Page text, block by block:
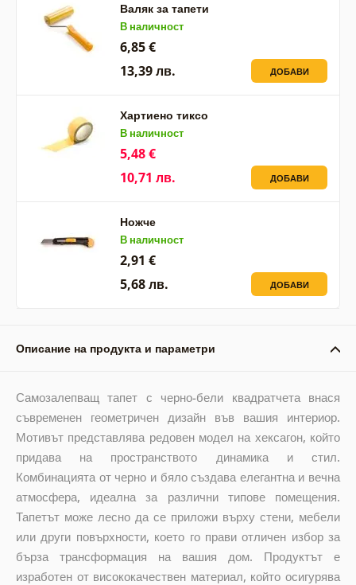
Валяк за тапети
В наличност
6,85 €
13,39 лв.
ДОБАВИ
Хартиено тиксо
В наличност
5,48 €
10,71 лв.
ДОБАВИ
Ножче
В наличност
2,91 €
5,68 лв.
ДОБАВИ
Описание на продукта и параметри
Самозалепващ тапет с черно-бели квадратчета внася
съвременен геометричен дизайн във вашия интериор.
Мотивът представлява редовен модел на хексагон, който
придава на пространството динамика и стил.
Комбинацията от черно и бяло създава елегантна и вечна
атмосфера, идеална за различни типове помещения.
Тапетът може лесно да се приложи върху стени, мебели
или други повърхности, което го прави отличен избор за
бърза трансформация на вашия дом. Продуктът е
изработен от висококачествен материал, който осигурява